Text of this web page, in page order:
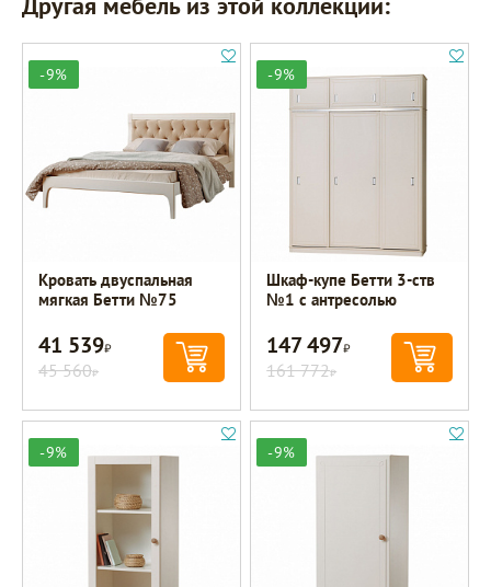
-9%
Кровать двуспальная
мягкая Бетти №75
41 539Р
45 560Р
-9%
Шкаф-купе Бетти 3-ств
№1 с антресолью
147 497Р
161 772Р
-9% -9%